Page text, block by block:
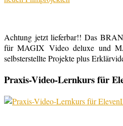
Achtung jetzt lieferbar!! Das
für MAGIX Video deluxe und
selbsterstellte Projekte plus
Praxis-Video-Lernkurs für